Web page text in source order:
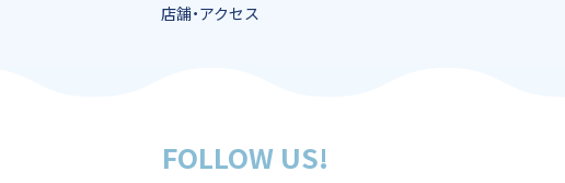
店舗・アクセス
FOLLOW US!